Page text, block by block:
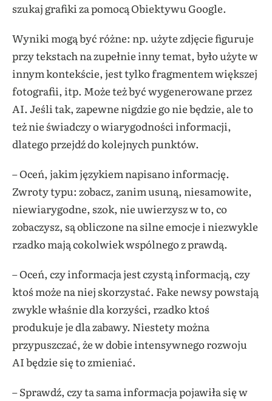
szukaj grafiki za pomocą Obiektywu Google.
Wyniki mogą być różne: np. użyte zdjęcie figuruje
przy tekstach na zupełnie inny temat, było użyte w
innym kontekście, jest tylko fragmentem większej
fotografii, itp. Może też być wygenerowane przez
AI. Jeśli tak, zapewne nigdzie go nie będzie, ale to
też nie świadczy o wiarygodności informacji,
dlatego przejdź do kolejnych punktów.
– Oceń, jakim językiem napisano informację.
Zwroty typu: zobacz, zanim usuną, niesamowite,
niewiarygodne, szok, nie uwierzysz w to, co
zobaczysz, są obliczone na silne emocje i niezwykle
rzadko mają cokolwiek wspólnego z prawdą.
– Oceń, czy informacja jest czystą informacją, czy
ktoś może na niej skorzystać. Fake newsy powstają
zwykle właśnie dla korzyści, rzadko ktoś
produkuje je dla zabawy. Niestety można
przypuszczać, że w dobie intensywnego rozwoju
AI będzie się to zmieniać.
– Sprawdź, czy ta sama informacja pojawiła się w